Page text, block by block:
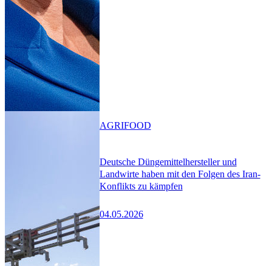
Deutsche Düngemittelhersteller und
Landwirte haben mit den Folgen des Iran-
Konflikts zu kämpfen
04.05.2026
AGRIFOOD